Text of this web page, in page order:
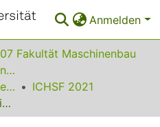
Anmelden
07 Fakultät Maschinenbau
Institut für Umformtechnik und Leichtbau
International Conference on High Speed Forming
ICHSF 2021
Determination of material and fracture parameters for high strain rate processes, especially considering the local adiabatic heating in the fracture zone of the sample